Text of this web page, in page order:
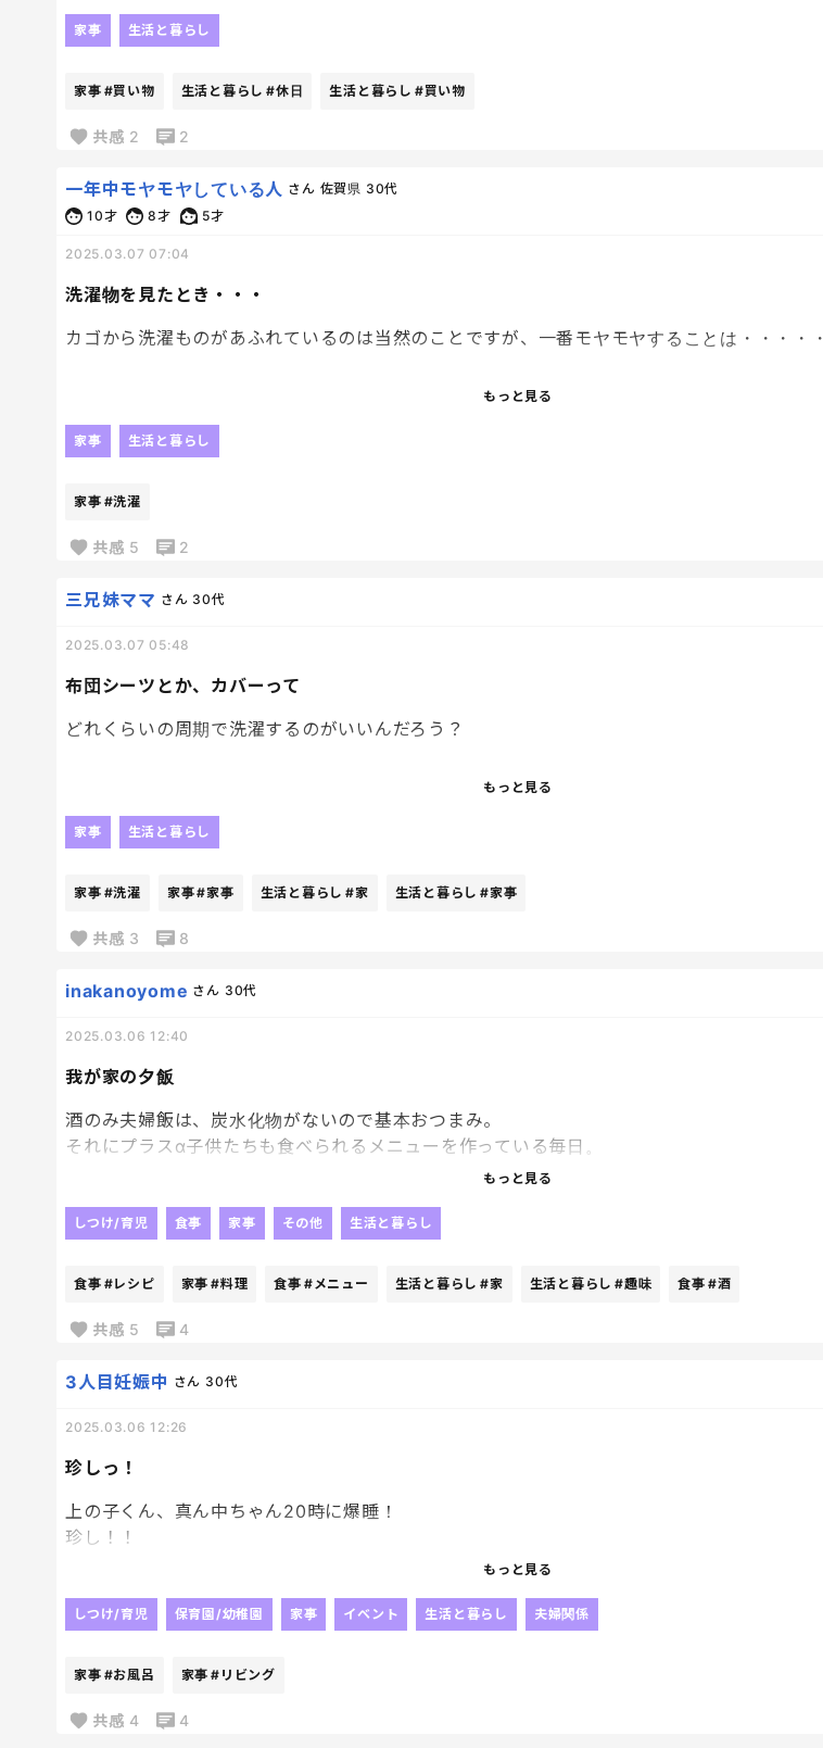
家事 生活と暮らし
家事 #買い物 生活と暮らし #休日 生活と暮らし #買い物
共感 2 2
洗濯物を見たとき・・・
一年中モヤモヤしている人 さん 佐賀県 30代
10才
8才 5才
2025.03.07 07:04
カゴから洗濯ものがあふれているのは当然のことですが、一番モヤモヤすることは・・・・・
とってもモヤモヤします。
☆彡同じだという方、「♡」と「コメント」待っています。
もっと見る
家事 生活と暮らし
家事 #洗濯
共感 5 2
布団シーツとか、カバーって
三兄妹ママ さん 30代
2025.03.07 05:48
どれくらいの周期で洗濯するのがいいんだろう？
布団カバーやシーツの洗濯って結構重労働だから、なるべく避けたい家事なんだけど
もっと見る
家事 生活と暮らし
家事 #洗濯 家事#家事 生活と暮らし #家 生活と暮らし #家事
共感 3 8
我が家の夕飯
inakanoyome さん 30代
2025.03.06 12:40
酒のみ夫婦飯は、炭水化物がないので基本おつまみ。
それにプラスα子供たちも食べられるメニューを作っている毎日。
なんか、記録していこうかなあ～笑
ごくごく普通の料理なんだけど
時々こんなの作ったじゃん？て聞かれても
どれだろう？って遡れるように、個人的な記録として残しておきたいかも。
たまにあるよね、ドラマや映画で母のレシピ帳出てくる感動系←
記録するなら
ノート～・・・？
でもパソコンでタイピングするのも好きなんだよな～♪
こんな記録の残し方おすすめ！なんてあったら是非教えてください♪
もっと見る
しつけ/育児 食事 家事 その他 生活と暮らし
食事 #レシピ 家事 #料理 食事 #メニュー 生活と暮らし #家 生活と暮らし #趣味 食事 #酒
共感 5 4
珍しっ！
3人目妊娠中 さん 30代
2025.03.06 12:26
上の子くん、真ん中ちゃん20時に爆睡！
珍し！！
もう久しぶりすぎて、なんか、寂しい。笑
今日は旦那が外泊だからリビングで雑魚寝の日。
今日も帰ってきてから夕飯中もずーーーっと、
もっと見る
しつけ/育児 保育園/幼稚園 家事 イベント 生活と暮らし 夫婦関係
家事 #お風呂 家事 #リビング
共感 4 4